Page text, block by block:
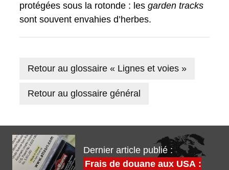
protégées sous la rotonde : les garden tracks
sont souvent envahies d’herbes.
Retour au glossaire « Lignes et voies »
Retour au glossaire général
Dernier article publié :
Frais de douane aux USA :